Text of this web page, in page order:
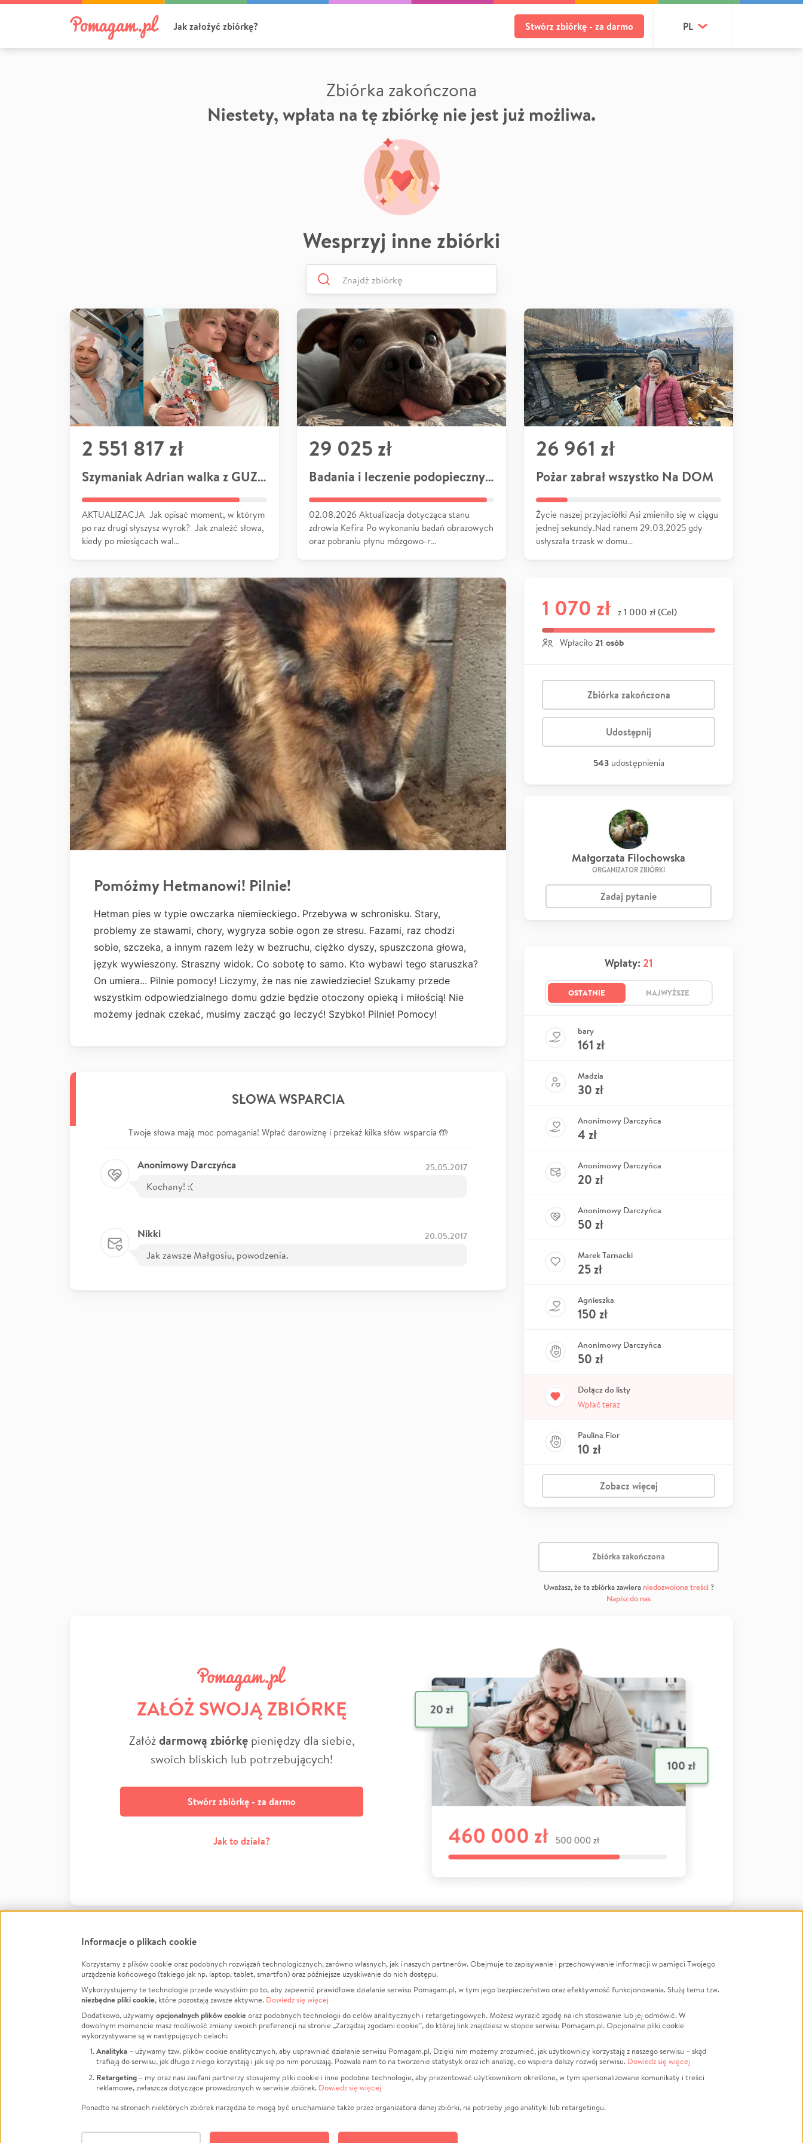
Jak założyć zbiórkę? Stwórz zbiórkę - za darmo PL
Zbiórka zakończona
Niestety, wpłata na tę zbiórkę nie jest już możliwa.
Wesprzyj inne zbiórki
2 551 817 zł
Szymaniak Adrian walka z GUZEM
AKTUALIZACJA Jak opisać moment, w którym
po raz drugi słyszysz wyrok? Jak znaleźć słowa,
kiedy po miesiącach wal…
29 025 zł
Badania i leczenie podopiecznych
02.08.2026 Aktualizacja dotycząca stanu
zdrowia Kefira Po wykonaniu badań obrazowych
oraz pobraniu płynu mózgowo-r…
26 961 zł
Pożar zabrał wszystko Na DOM
Życie naszej przyjaciółki Asi zmieniło się w ciągu
jednej sekundy.Nad ranem 29.03.2025 gdy
usłyszała trzask w domu…
Pomóżmy Hetmanowi! Pilnie!
Hetman pies w typie owczarka niemieckiego. Przebywa w schronisku. Stary,
problemy ze stawami, chory, wygryza sobie ogon ze stresu. Fazami, raz chodzi
sobie, szczeka, a innym razem leży w bezruchu, ciężko dyszy, spuszczona głowa,
język wywieszony. Straszny widok. Co sobotę to samo. Kto wybawi tego staruszka?
On umiera... Pilnie pomocy! Liczymy, że nas nie zawiedziecie! Szukamy przede
wszystkim odpowiedzialnego domu gdzie będzie otoczony opieką i miłością! Nie
możemy jednak czekać, musimy zacząć go leczyć! Szybko! Pilnie! Pomocy!
SŁOWA WSPARCIA
Twoje słowa mają moc pomagania! Wpłać darowiznę i przekaż kilka słów wsparcia 🤲
Anonimowy Darczyńca 25.05.2017
Kochany! :(
Nikki 20.05.2017
Jak zawsze Małgosiu, powodzenia.
1 070 zł z 1 000 zł (Cel)
Wpłaciło 21 osób
Zbiórka zakończona
Udostępnij
543 udostępnienia
Małgorzata Filochowska
ORGANIZATOR ZBIÓRKI
Zadaj pytanie
Wpłaty: 21
OSTATNIE NAJWYŻSZE
bary
161 zł
Madzia
30 zł
Anonimowy Darczyńca
4 zł
Anonimowy Darczyńca
20 zł
Anonimowy Darczyńca
50 zł
Marek Tarnacki
25zł
Agnieszka
150 zł
Anonimowy Darczyńca
50 zł
Dołącz do listy
Wpłać teraz
Paulina Fior
10 zł
Zobacz więcej
Zbiórka zakończona
Uważasz, że ta zbiórka zawiera niedozwolone treści?
Napisz do nas
ZAŁÓŻ SWOJĄ ZBIÓRKĘ
Załóżdarmową zbiórkępieniędzy dla siebie,
swoich bliskich lub potrzebujących!
Stwórz zbiórkę - za darmo
Jak to działa?
FacebookTwitter Instagram
LinkedInTikTok Youtube
Informacje
Jak to działa?
Regulamin
Polityka Prywatności
Kontakt
Porównanie serwisów
Polityka plików cookie
Zarządzaj zgodami cookie
O nas
Opinie
Raporty
Za darmo
Dla NGO
Fundacja Pomagam.pl
Zbieraj na
Leczenie
Zwierzęta
Pożar
Sport
Pomoc Finansowa
Pogrzeb
LGBTQ+
Powódź
Wichura
Religia
Edukacja
Informacje o plikach cookie
Korzystamy z plików cookie oraz podobnych rozwiązań technologicznych, zarówno własnych, jak i naszych partnerów. Obejmuje to zapisywanie i przechowywanie informacji w pamięci Twojego
urządzenia końcowego (takiego jak np. laptop, tablet, smartfon) oraz późniejsze uzyskiwanie do nich dostępu.
Wykorzystujemy te technologie przede wszystkim po to, aby zapewnić prawidłowe działanie serwisu Pomagam.pl, w tym jego bezpieczeństwo oraz efektywność funkcjonowania. Służą temu tzw.
niezbędne pliki cookie, które pozostają zawsze aktywne. Dowiedz się więcej
Dodatkowo, używamy opcjonalnych plików cookieoraz podobnych technologii do celów analitycznych i retargetingowych. Możesz wyrazić zgodę na ich stosowanie lub jej odmówić. W
dowolnym momencie masz możliwość zmiany swoich preferencji na stronie „Zarządzaj zgodami cookie”, do której link znajdziesz w stopce serwisu Pomagam.pl. Opcjonalne pliki cookie
wykorzystywane są w następujących celach:
Analityka – używamy tzw. plików cookie analitycznych, aby usprawniać działanie serwisu Pomagam.pl. Dzięki nim możemy zrozumieć, jak użytkownicy korzystają z naszego serwisu – skąd
trafiają do serwisu, jak długo z niego korzystają i jak się po nim poruszają. Pozwala nam to na tworzenie statystyk oraz ich analizę, co wspiera dalszy rozwój serwisu. Dowiedz się więcej
Retargeting – my oraz nasi zaufani partnerzy stosujemy pliki cookie i inne podobne technologie, aby prezentować użytkownikom określone, w tym spersonalizowane komunikaty i treści
reklamowe, zwłaszcza dotyczące prowadzonych w serwisie zbiórek. Dowiedz się więcej
Ponadto na stronach niektórych zbiórek narzędzia te mogą być uruchamiane także przez organizatora danej zbiórki, na potrzeby jego analityki lub retargetingu.